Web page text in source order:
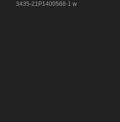
3435-21P1400568-1 w